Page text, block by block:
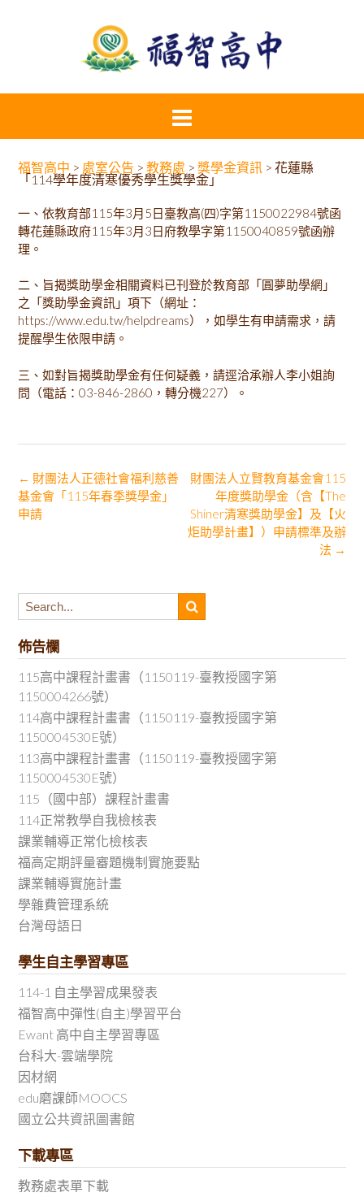
福智高中 > 處室公告 > 教務處 > 獎學金資訊 > 花蓮縣
「114學年度清寒優秀學生獎學金」
一、依教育部115年3月5日臺教高(四)字第1150022984號函
轉花蓮縣政府115年3月3日府教學字第1150040859號函辦
理。
二、旨揭獎助學金相關資料已刊登於教育部「圓夢助學網」
之「獎助學金資訊」項下（網址：
https://www.edu.tw/helpdreams），如學生有申請需求，請
提醒學生依限申請。
三、如對旨揭獎助學金有任何疑義，請逕洽承辦人李小姐詢
問（電話：03-846-2860，轉分機227）。
Post
navigation
財團法人立賢教育基金會115
年度獎助學金（含【The
Shiner清寒獎助學金】及【火
炬助學計畫】）申請標準及辦
法 →
← 財團法人正德社會福利慈善
基金會「115年春季獎學金」
申請
佈告欄
115高中課程計畫書（1150119-臺教授國字第
1150004266號）
114高中課程計畫書（1150119-臺教授國字第
1150004530E號）
113高中課程計畫書（1150119-臺教授國字第
1150004530E號）
115（國中部）課程計畫書
114正常教學自我檢核表
課業輔導正常化檢核表
福高定期評量審題機制實施要點
課業輔導實施計畫
學雜費管理系統
台灣母語日
學生自主學習專區
114-1 自主學習成果發表
福智高中彈性(自主)學習平台
Ewant 高中自主學習專區
台科大-雲端學院
因材網
edu磨課師MOOCS
國立公共資訊圖書館
下載專區
教務處表單下載